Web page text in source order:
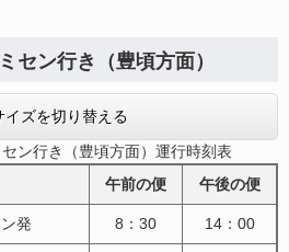
ン行き（豊頃方面）
イズを切り替える
ン行き（豊頃方面）運行時刻表
午前の便 午後の便
発 8：30 14：00